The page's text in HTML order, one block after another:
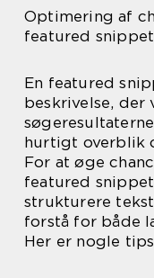
Optimering af
featured
En featured
beskrivelse, der
hurtigt overblik
For at øge
featured
strukturere
forstå for både
Her er nogle